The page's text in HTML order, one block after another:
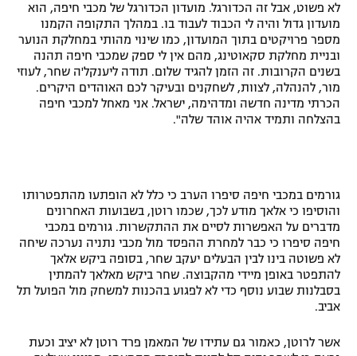
רשיון להקרנה פומבית לבית עסק
הצטרפות לחבילת הערוצים
לוח דרושים – ג'ובנט
לא פשוט, אבל זה הכדורגל. מועדון הכדורגל של מכבי חיפה, הוא
מועדון גדול והיה לי הכבוד לעבוד בו. במהלך התקופה הקמנו
מספר פרויקטים בתוך המועדון, כמו שינוי מהותי במחלקת הנוער
ובניית מחלקת סקאוטינג, מהם אין לי ספק שמכבי חיפה תהנה
בשנים הקרובות. זה הזמן להגיד שלום. תודה ליענקל'ה שחר, לעוזי
מור, להנהלה, לצוות, לשחקנים ובעיקר לכם האוהדים היקרים.
הכרתי מדינה חדשה ומדהימה, ישראל. אני מאחל למכבי חיפה
בהצלחה ותמיד אהיה אוהד שלה".
גורמים במכבי חיפה סיפרו הערב כי כלל לא הופתעו מהתפטרותו
והוסיפו כי אלאך מודע לכך, שכמו רוטן, בשבועות האחרונים
מדברים על האפשרות לסיים את ההתקשרות. גורמים במכבי
חיפה סיפרו כי כבר למחרת ההפסד מול מכבי נתניה נערכה שיחה
לא פשוטה בינו לבין הבעלים יעקב שחר, בסופה ביקש אלאך
להתפטר באופן מיידי מהקבוצה. שחר ביקש מאלאך להמתין
בסבלנות שבוע נוסף כדי לא לפגוע בהכנות למשחק מול הפועל תל
אביב.
אשר לרוטן, כאמור גם עתידו של המאמן פרד רוטן לא יציב וכעת